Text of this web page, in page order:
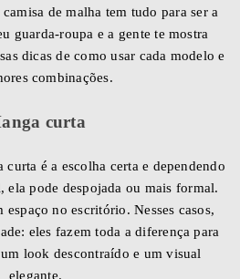
de malha tem tudo para ser a
guarda-roupa e a gente te mostra
dicas de como usar cada modelo e
combinações.
curta
curta é a escolha certa e dependendo
ela pode despojada ou mais formal.
espaço no escritório. Nesses casos,
eles fazem toda a diferença para
look descontraído e um visual
elegante.